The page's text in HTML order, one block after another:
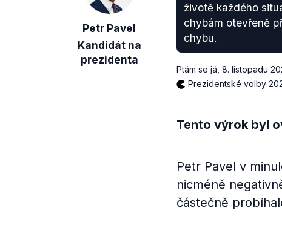
Petr Pavel
Kandidát na
prezidenta
životě každého
chybám otevřeně
chybu.
Ptám se já 8. listopadu
Prezidentské volby
Tento výrok byl
Petr Pavel v
nicméně
částečně